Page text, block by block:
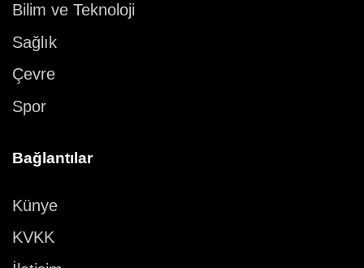
Bilim ve Teknoloji
Sağlık
Çevre
Spor
Bağlantılar
Künye
KVKK